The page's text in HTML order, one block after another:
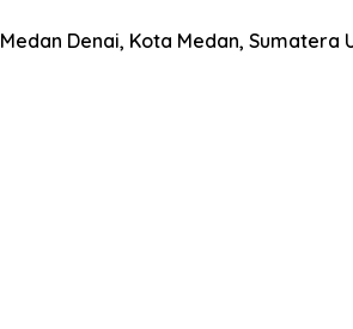
Denai, Kota Medan,